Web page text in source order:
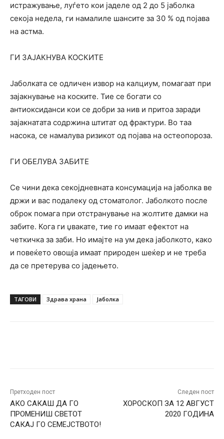
истражување, луѓето кои јаделе од 2 до 5 јаболка
секоја недела, ги намалиле шансите за 30 % од појава
на астма.
ГИ ЗАЈАКНУВА КОСКИТЕ
Јаболката се одличен извор на калциум, помагаат при
зајакнување на коските. Тие се богати со
антиоксиданси кои се добри за нив и притоа заради
зајакнатата содржина штитат од фрактури. Во таа
насока, се намалува ризикот од појава на остеопороза.
ГИ ОБЕЛУВА ЗАБИТЕ
Се чини дека секојдневната консумација на јаболка ве
држи и вас подалеку од стоматолог. Јаболкото после
оброк помага при отстранување на жолтите дамки на
забите. Кога ги џвакате, тие го имаат ефектот на
четкичка за заби. Но имајте на ум дека јаболкото, како
и повеќето овошја имаат природен шеќер и не треба
да се претерува со јадењето.
ТАГОВИ Здрава храна Јаболка
Претходен пост
АКО САКАШ ДА ГО
ПРОМЕНИШ СВЕТОТ
САКАЈ ГО СЕМЕЈСТВОТО!
Следен пост
ХОРОСКОП ЗА 12 АВГУСТ
2020 ГОДИНА